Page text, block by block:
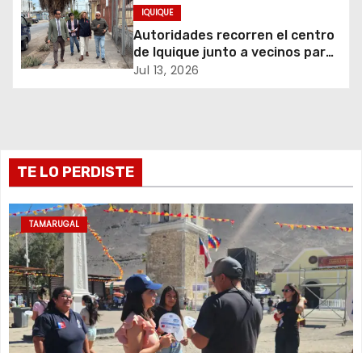
d
e
t
r
a
d
a
s
IQUIQUE
Autoridades recorren el centro
de Iquique junto a vecinos para
abordar problemáticas y
Jul 13, 2026
TE LO PERDISTE
TAMARUGAL